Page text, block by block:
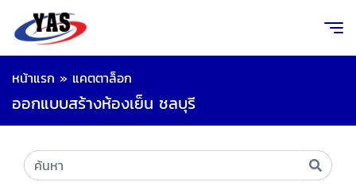
หน้าแรก » แคตตาล็อก
ออกแบบสร้างห้องเย็น ชลบุรี